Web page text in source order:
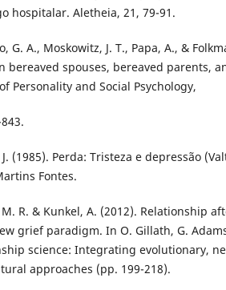
hospitalar. Aletheia, 21, 79-91.
G. A., Moskowitz, J. T., Papa, A., &
bereaved spouses, bereaved parents,
Personality and Social Psychology,
(1985). Perda: Tristeza e depressão
Fontes.
R. & Kunkel, A. (2012). Relationship
grief paradigm. In O. Gillath, G.
science: Integrating evolutionary,
approaches (pp. 199-218).